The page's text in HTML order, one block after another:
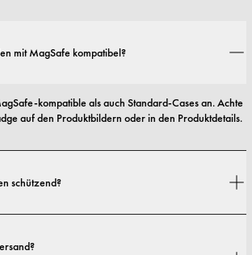
mit MagSafe kompatibel?
kompatible als auch Standard-Cases an. Achte
auf den Produktbildern oder in den Produktdetails.
schützend?
Profilen bis hin zu besonders robusten